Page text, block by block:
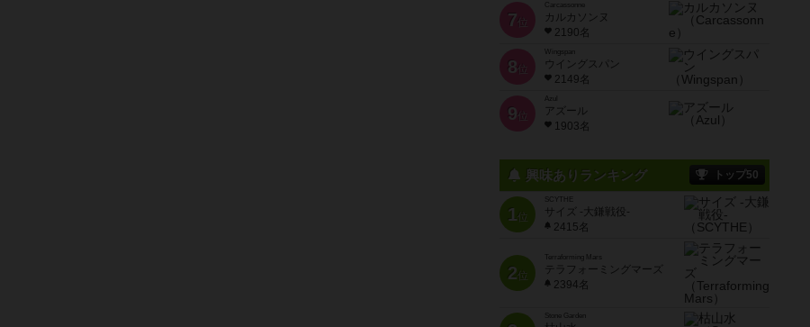
7 位
Carcassonne
カルカソンヌ
2190名
8 位
Wingspan
ウイングスパン
2149名
9 位
Azul
アズール
1903名
興味ありランキング トップ50
1位
SCYTHE
サイズ -大鎌戦役-
2415名
2位
Terraforming Mars
テラフォーミングマーズ
2394名
Stone Garden